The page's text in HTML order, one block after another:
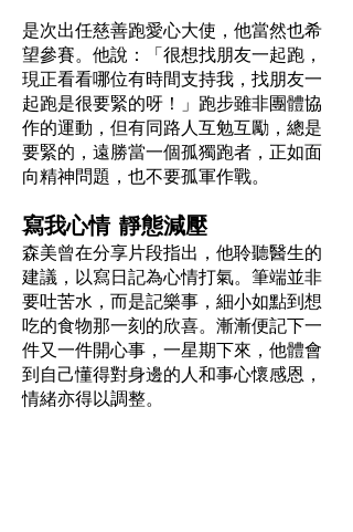
是次出任慈善跑愛心大使，他當然也希
望參賽。他說：「很想找朋友一起跑，
現正看看哪位有時間支持我，找朋友一
起跑是很要緊的呀！」跑步雖非團體協
作的運動，但有同路人互勉互勵，總是
要緊的，遠勝當一個孤獨跑者，正如面
向精神問題，也不要孤軍作戰。
寫我心情 靜態減壓
森美曾在分享片段指出，他聆聽醫生的
建議，以寫日記為心情打氣。筆端並非
要吐苦水，而是記樂事，細小如點到想
吃的食物那一刻的欣喜。漸漸便記下一
件又一件開心事，一星期下來，他體會
到自己懂得對身邊的人和事心懷感恩，
情緒亦得以調整。